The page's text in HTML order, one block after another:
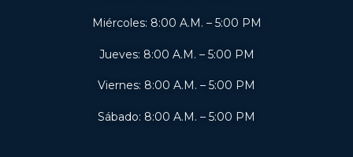
Miércoles: 8:00 A.M. – 5:00 PM
Jueves: 8:00 A.M. – 5:00 PM
Viernes: 8:00 A.M. – 5:00 PM
Sábado: 8:00 A.M. – 5:00 PM